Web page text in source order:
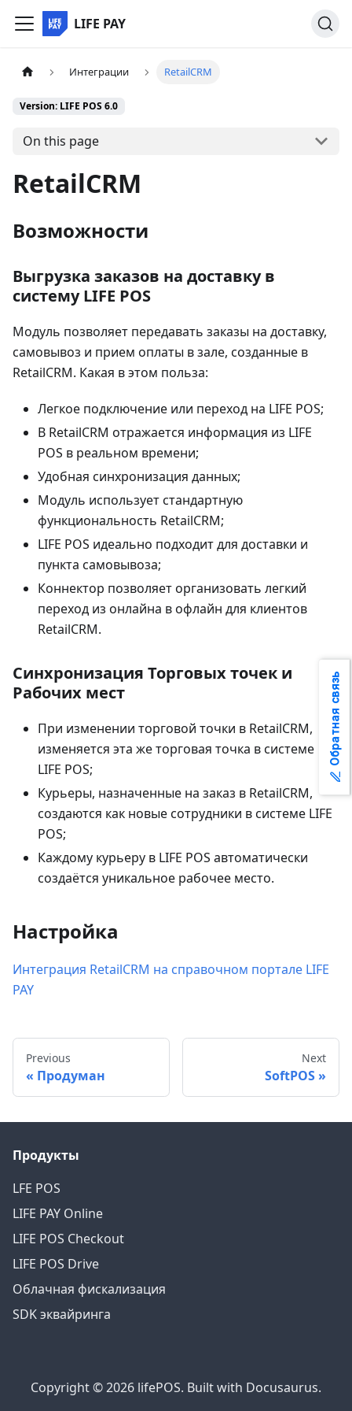
LIFE PAY
Интеграции RetailCRM
Version: LIFE POS 6.0
On this page
RetailCRM
Возможности
Выгрузка заказов на доставку в
систему LIFE POS
Модуль позволяет передавать заказы на доставку,
самовывоз и прием оплаты в зале, созданные в
RetailCRM. Какая в этом польза:
Легкое подключение или переход на LIFE POS;
В RetailCRM отражается информация из LIFE
POS в реальном времени;
Удобная синхронизация данных;
Модуль использует стандартную
функциональность RetailCRM;
LIFE POS идеально подходит для доставки и
пункта самовывоза;
Коннектор позволяет организовать легкий
переход из онлайна в офлайн для клиентов
RetailCRM.
Синхронизация Торговых точек и
Рабочих мест
При изменении торговой точки в RetailCRM,
изменяется эта же торговая точка в системе
LIFE POS;
Курьеры, назначенные на заказ в RetailCRM,
создаются как новые сотрудники в системе LIFE
POS;
Каждому курьеру в LIFE POS автоматически
создаётся уникальное рабочее место.
Настройка
Интеграция RetailCRM на справочном портале LIFE
PAY
Previous
Продуман
Next
SoftPOS
Продукты
LFE POS
LIFE PAY Online
LIFE POS Checkout
LIFE POS Drive
Облачная фискализация
SDK эквайринга
Copyright © 2026 lifePOS. Built with Docusaurus.
Обратная связь